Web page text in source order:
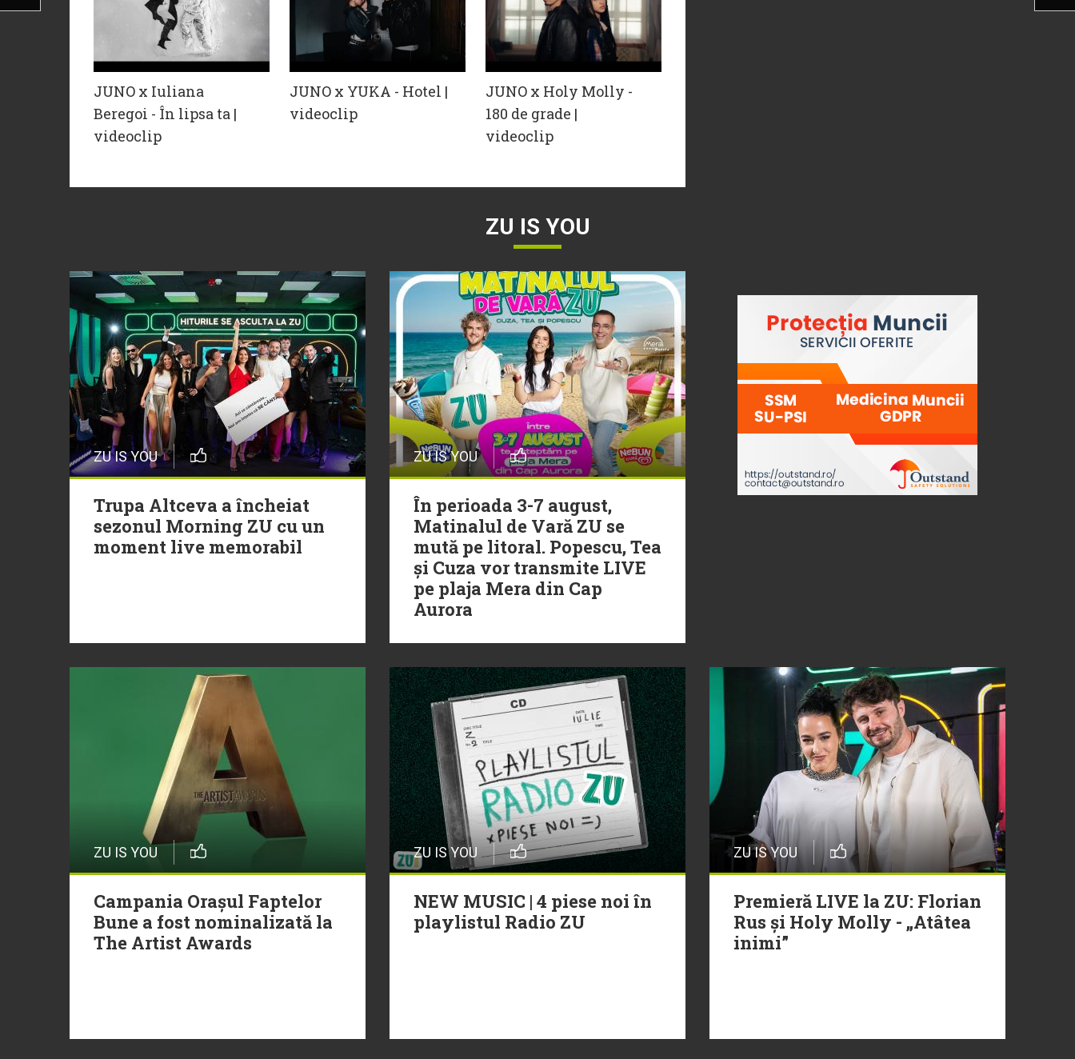
JUNO x Iuliana
Beregoi - În lipsa ta |
videoclip
JUNO x YUKA - Hotel |
videoclip
JUNO x ‪Holy Molly‬ -
180 de grade |
videoclip
ZU IS YOU
ZU IS YOU
Trupa Altceva a încheiat
sezonul Morning ZU cu un
moment live memorabil
ZU IS YOU
În perioada 3-7 august,
Matinalul de Vară ZU se
mută pe litoral. Popescu, Tea
și Cuza vor transmite LIVE
pe plaja Mera din Cap
Aurora
ZU IS YOU
Campania Orașul Faptelor
Bune a fost nominalizată la
The Artist Awards
ZU IS YOU
NEW MUSIC | 4 piese noi în
playlistul Radio ZU
ZU IS YOU
Premieră LIVE la ZU: Florian
Rus și Holy Molly - „Atâtea
inimi”